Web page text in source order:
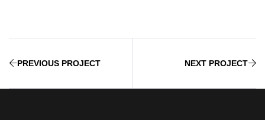
PREVIOUS PROJECT NEXT PROJECT